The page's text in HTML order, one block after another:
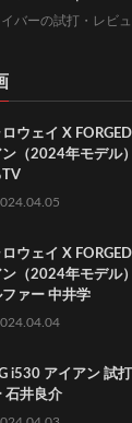
イバーの試打・レビ
ウェイ X
ン（2024年モデル
TV
ウェイ X
ン（2024年モデル
ファー 中井学
i530 アイアン 試
石井良介